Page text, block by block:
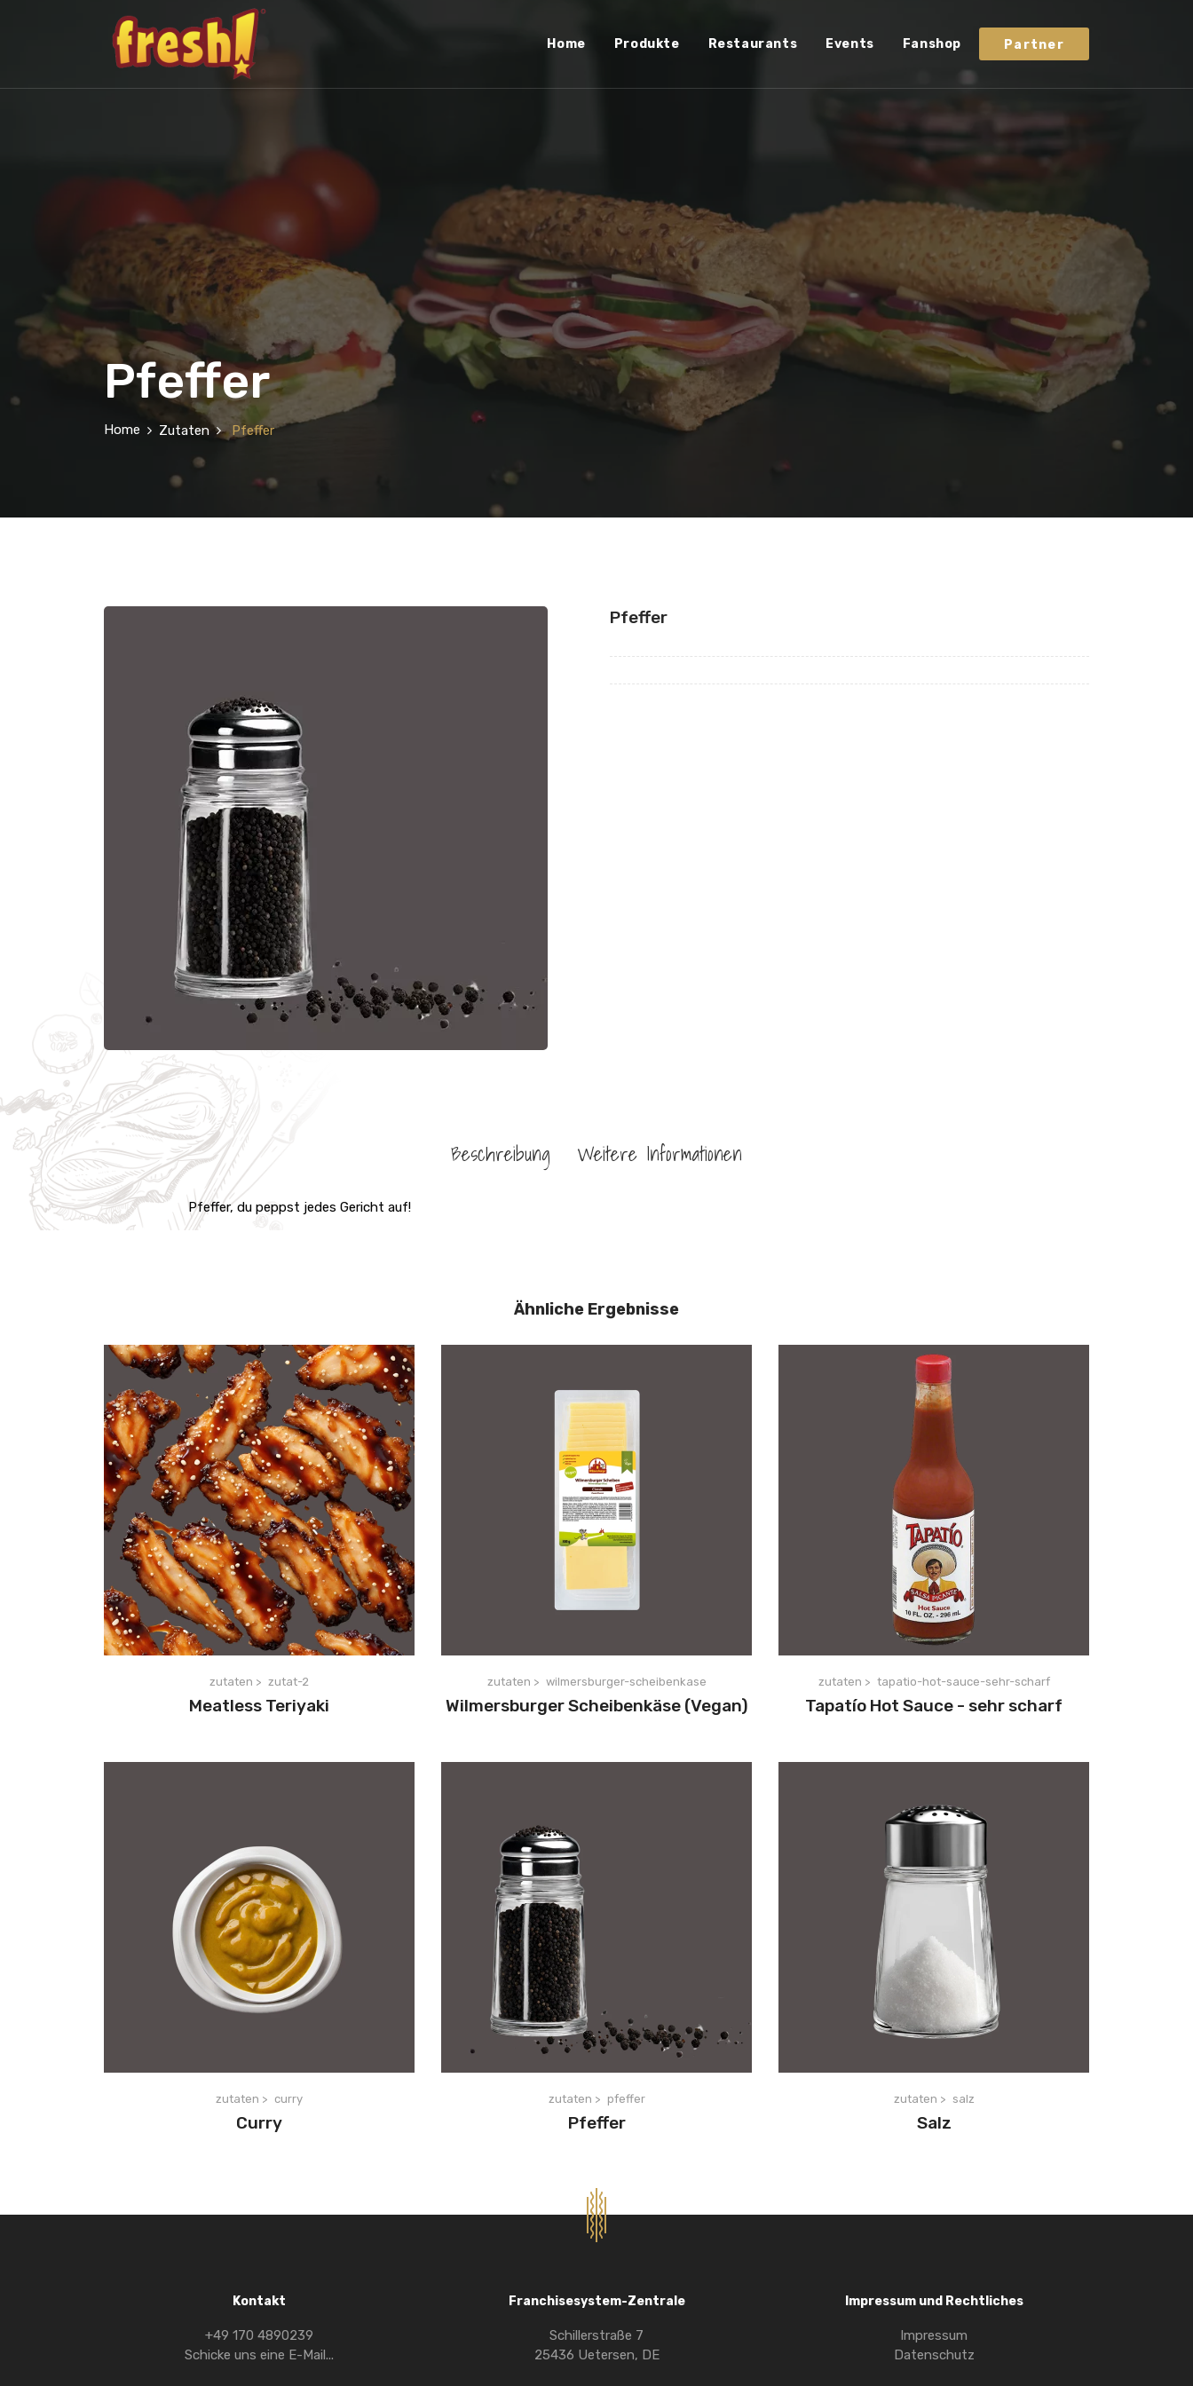
Home Produkte Restaurants Events Fanshop Partner
Pfeffer
Home Zutaten Pfeffer
Pfeffer
Beschreibung Weitere Informationen
Pfeffer, du peppst jedes Gericht auf!
Ähnliche Ergebnisse
zutaten > zutat-2
Meatless Teriyaki
zutaten > wilmersburger-scheibenkase
Wilmersburger Scheibenkäse (Vegan)
zutaten > tapatio-hot-sauce-sehr-scharf
Tapatío Hot Sauce - sehr scharf
zutaten > curry
Curry
zutaten > pfeffer
Pfeffer
zutaten > salz
Salz
Kontakt
+49 170 4890239
Schicke uns eine E-Mail...
Franchisesystem-Zentrale
Schillerstraße 7
25436 Uetersen, DE
Impressum und Rechtliches
Impressum
Datenschutz